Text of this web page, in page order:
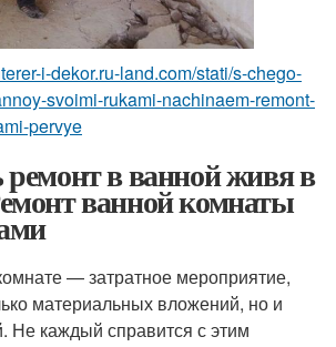
i-dekor.ru-land.com/stati/s-chego-
svoimi-rukami-nachinaem-remont-
pervye
ремонт в ванной живя в
ванной комнаты
— затратное мероприятие,
материальных вложений, но и
Не каждый справится с этим